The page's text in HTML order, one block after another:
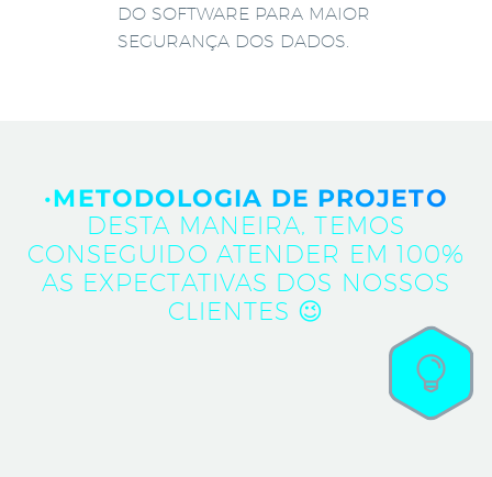
DO SOFTWARE PARA MAIOR
SEGURANÇA DOS DADOS.
·METODOLOGIA DE PROJETO
DESTA MANEIRA, TEMOS
CONSEGUIDO ATENDER EM 100%
AS EXPECTATIVAS DOS NOSSOS
CLIENTES 😉